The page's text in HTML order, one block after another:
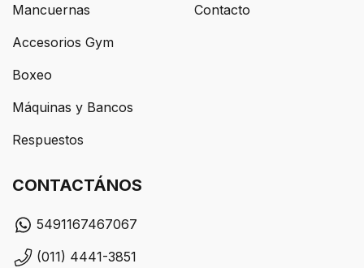
Mancuernas
Accesorios Gym
Boxeo
Máquinas y Bancos
Respuestos
Contacto
CONTACTÁNOS
5491167467067
(011) 4441-3851